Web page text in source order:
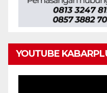
YOUTUBE